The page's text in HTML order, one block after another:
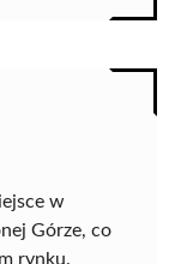
w
Górze, co
rynku.